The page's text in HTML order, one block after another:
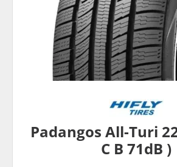
Padangos All-Turi
C B 71dB )